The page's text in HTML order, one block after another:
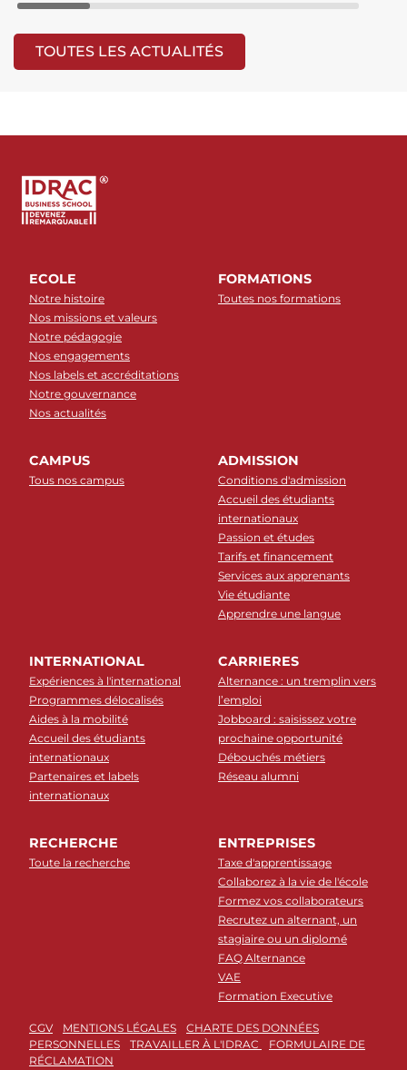
TOUTES LES ACTUALITÉS
ECOLE
Notre histoire
Nos missions et valeurs
Notre pédagogie
Nos engagements
Nos labels et accréditations
Notre gouvernance
Nos actualités
FORMATIONS
Toutes nos formations
CAMPUS
Tous nos campus
ADMISSION
Conditions d'admission
Accueil des étudiants
internationaux
Passion et études
Tarifs et financement
Services aux apprenants
Vie étudiante
Apprendre une langue
INTERNATIONAL
Expériences à l'international
Programmes délocalisés
Aides à la mobilité
Accueil des étudiants
internationaux
Partenaires et labels
internationaux
CARRIERES
Alternance : un tremplin vers
l’emploi
Jobboard : saisissez votre
prochaine opportunité
Débouchés métiers
Réseau alumni
RECHERCHE
Toute la recherche
ENTREPRISES
Taxe d'apprentissage
Collaborez à la vie de l'école
Formez vos collaborateurs
Recrutez un alternant, un
stagiaire ou un diplomé
FAQ Alternance
VAE
Formation Executive
CGV MENTIONS LÉGALES
CHARTE DES DONNÉES
PERSONNELLES
TRAVAILLER À L'IDRAC
FORMULAIRE DE
RÉCLAMATION